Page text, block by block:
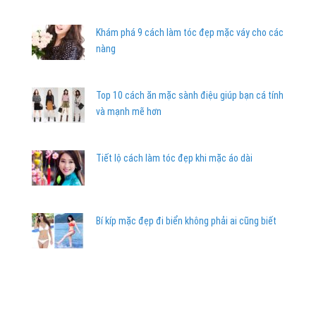
Khám phá 9 cách làm tóc đẹp mặc váy cho các
nàng
Top 10 cách ăn mặc sành điệu giúp bạn cá tính
và mạnh mẽ hơn
Tiết lộ cách làm tóc đẹp khi mặc áo dài
Bí kíp mặc đẹp đi biển không phải ai cũng biết